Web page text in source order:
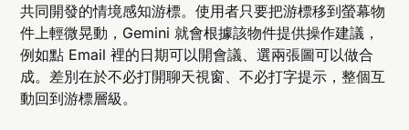
共同開發的情境感知游標。使用者只要把游標移到螢幕物
件上輕微晃動，Gemini 就會根據該物件提供操作建議，
例如點 Email 裡的日期可以開會議、選兩張圖可以做合
成。差別在於不必打開聊天視窗、不必打字提示，整個互
動回到游標層級。